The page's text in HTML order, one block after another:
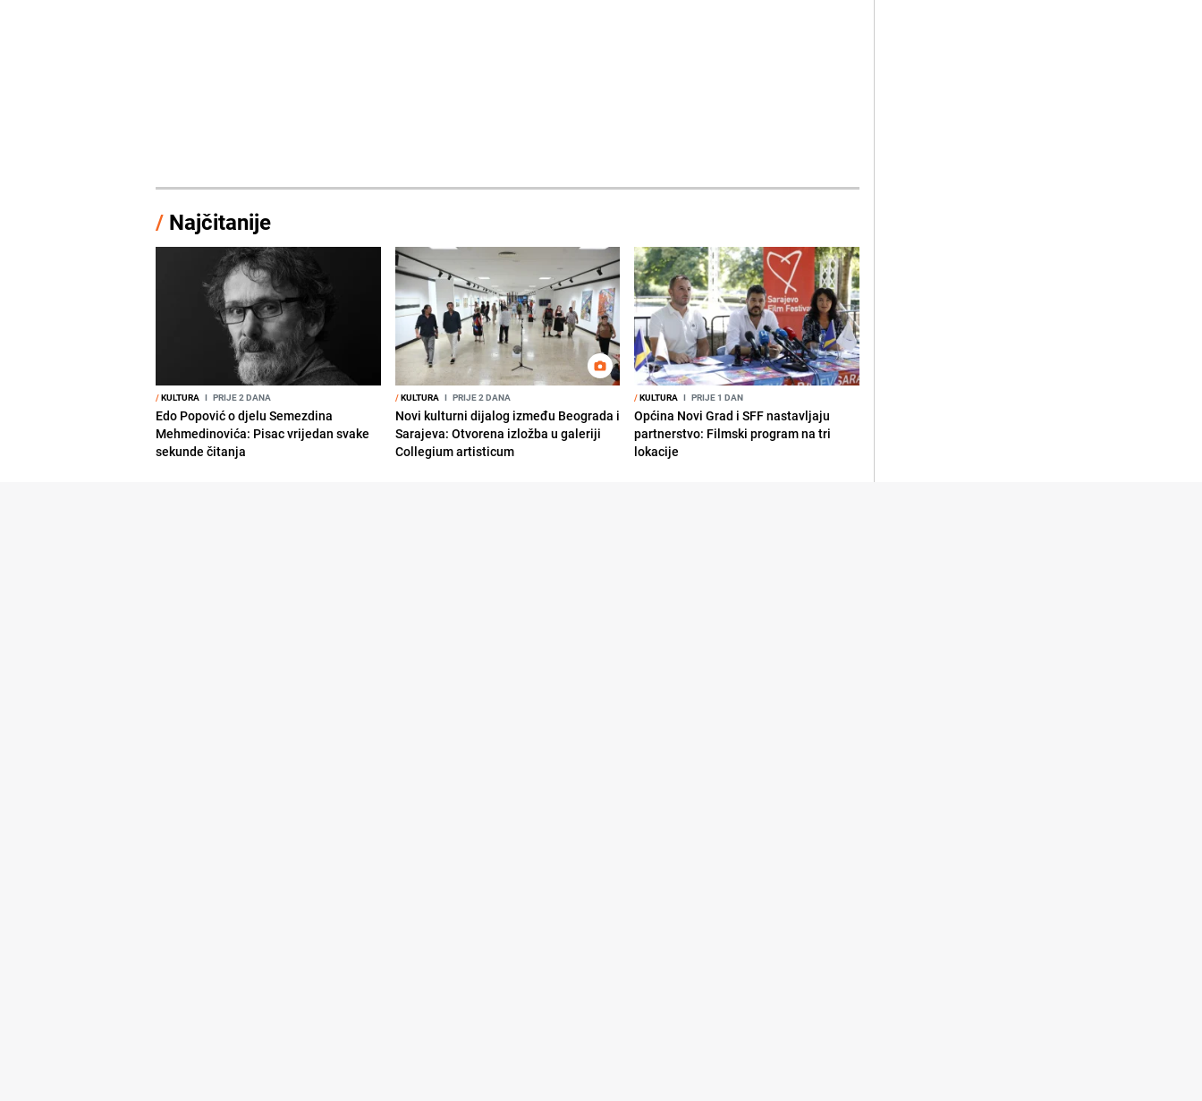
/ Najčitanije
/KULTURA I PRIJE 2 DANA
Edo Popović o djelu Semezdina
Mehmedinovića: Pisac vrijedan svake
sekunde čitanja
/KULTURA I PRIJE 2 DANA
Novi kulturni dijalog između Beograda i
Sarajeva: Otvorena izložba u galeriji
Collegium artisticum
/KULTURA I PRIJE 1 DAN
Općina Novi Grad i SFF nastavljaju
partnerstvo: Filmski program na tri
lokacije